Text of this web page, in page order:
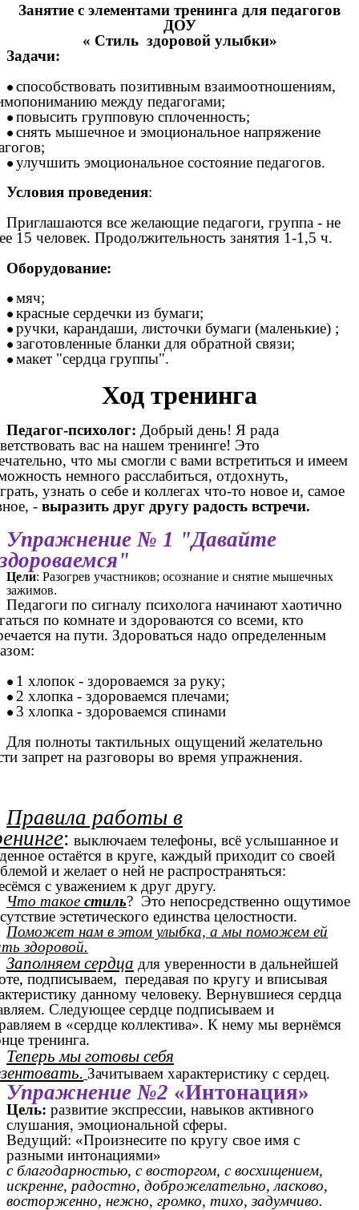
Занятие с элементами тренинга для педагогов
ДОУ
« Стиль здоровой улыбки»
Задачи:
способствовать позитивным взаимоотношениям,
между педагогами;
повысить групповую сплоченность;
снять мышечное и эмоциональное напряжение
улучшить эмоциональное состояние педагогов.
Условия проведения:
Приглашаются все желающие педагоги, группа - не
15 человек. Продолжительность занятия 1-1,5 ч.
Оборудование:
мяч;
красные сердечки из бумаги;
ручки, карандаши, листочки бумаги (маленькие) ;
заготовленные бланки для обратной связи;
макет "сердца группы".
Ход тренинга
Педагог-психолог: Добрый день! Я рада
вас на нашем тренинге! Это
что мы смогли с вами встретиться и имеем
немного расслабиться, отдохнуть,
узнать о себе и коллегах что-то новое и, самое
-выразить друг другу радость встречи.
Упражнение № 1 "Давайте
Цели: Разогрев участников; осознание и снятие мышечных
зажимов.
Педагоги по сигналу психолога начинают хаотично
по комнате и здороваются со всеми, кто
на пути. Здороваться надо определенным
1 хлопок - здороваемся за руку;
2 хлопка - здороваемся плечами;
3 хлопка - здороваемся спинами
Для полноты тактильных ощущений желательно
запрет на разговоры во время упражнения.
Правила работы в
: выключаем телефоны, всё услышанное и
остаётся в круге, каждый приходит со своей
и желает о ней не распространяться:
с уважением к друг другу.
Что такое стиль? Это непосредственно ощутимое
эстетического единства целостности.
Поможет нам в этом улыбка, а мы поможем ей
здоровой.
Заполняем сердца для уверенности в дальнейшей
подписываем, передавая по кругу и вписывая
данному человеку. Вернувшиеся сердца
Следующее сердце подписываем и
в «сердце коллектива». К нему мы вернёмся
тренинга.
Теперь мы готовы себя
Зачитываем характеристику с сердец.
Упражнение №2 «Интонация»
Цель: развитие экспрессии, навыков активного
слушания, эмоциональной сферы.
Ведущий: «Произнесите по кругу свое имя с
разными интонациями»
с благодарностью, с восторгом, с восхищением,
искренне, радостно, доброжелательно, ласково,
восторженно, нежно, громко, тихо, задумчиво.